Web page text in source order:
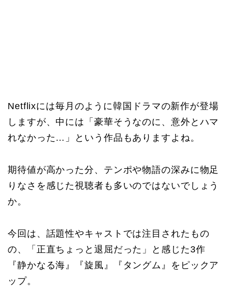
Netflixには毎月のように韓国ドラマの新作が登場
しますが、中には「豪華そうなのに、意外とハマ
れなかった…」という作品もありますよね。
期待値が高かった分、テンポや物語の深みに物足
りなさを感じた視聴者も多いのではないでしょう
か。
今回は、話題性やキャストでは注目されたもの
の、「正直ちょっと退屈だった」と感じた3作
『静かなる海』『旋風』『タングム』をピックア
ップ。